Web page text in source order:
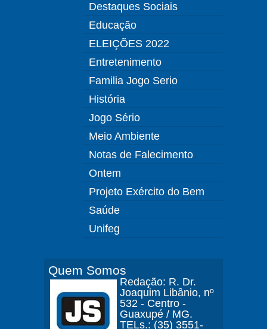
Destaques Sociais
Educação
ELEIÇÕES 2022
Entretenimento
Familia Jogo Serio
História
Jogo Sério
Meio Ambiente
Notas de Falecimento
Ontem
Projeto Exército do Bem
Saúde
Unifeg
Quem Somos
Redação: R. Dr.
Joaquim Libânio, nº
532 - Centro -
Guaxupé / MG.
TELs.: (35) 3551-